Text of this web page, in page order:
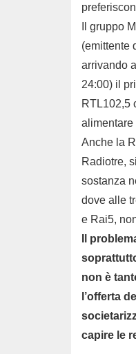
Il gruppo
(emittente
arrivando
24:00) il
RTL102,5
alimentare
Anche la
Radiotre,
sostanza
dove alle
e Rai5,
Il
non è
l’offerta
capire le